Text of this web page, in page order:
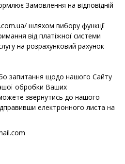
Замовлення на відповідній
шляхом вибору функції
від платіжної системи
на розрахунковий рахунок
запитання щодо нашого Сайту
обробки Ваших
звернутись до нашого
електронного листа на